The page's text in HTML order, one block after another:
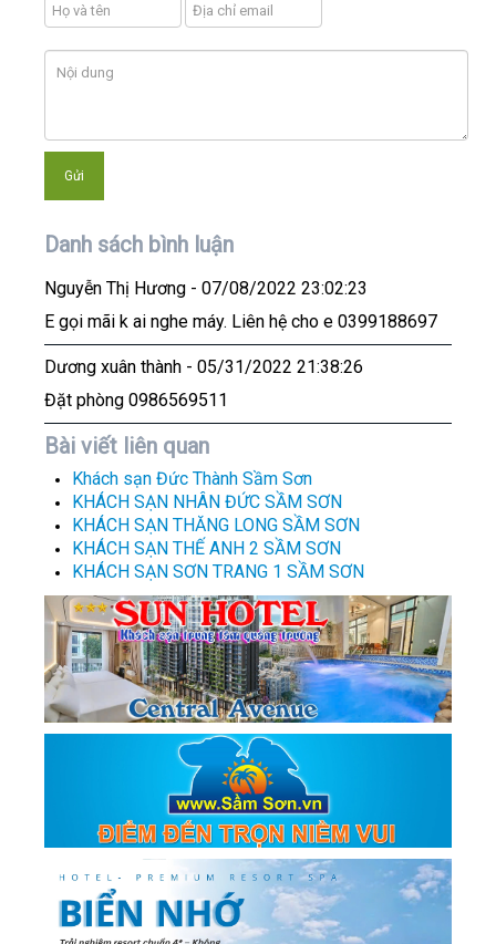
Danh sách bình luận
Nguyễn Thị Hương - 07/08/2022 23:02:23
E gọi mãi k ai nghe máy. Liên hệ cho e 0399188697
Dương xuân thành - 05/31/2022 21:38:26
Đặt phòng 0986569511
Bài viết liên quan
Khách sạn Đức Thành Sầm Sơn
KHÁCH SẠN NHÂN ĐỨC SẦM SƠN
KHÁCH SẠN THĂNG LONG SẦM SƠN
KHÁCH SẠN THẾ ANH 2 SẦM SƠN
KHÁCH SẠN SƠN TRANG 1 SẦM SƠN